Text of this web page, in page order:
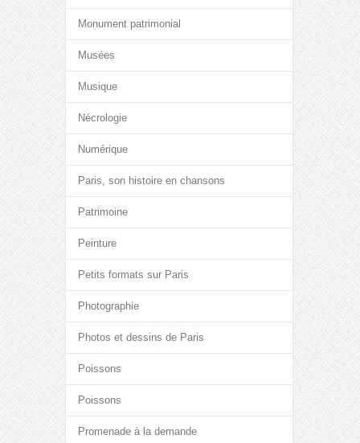
Monument patrimonial
Musées
Musique
Nécrologie
Numérique
Paris, son histoire en chansons
Patrimoine
Peinture
Petits formats sur Paris
Photographie
Photos et dessins de Paris
Poissons
Poissons
Promenade à la demande